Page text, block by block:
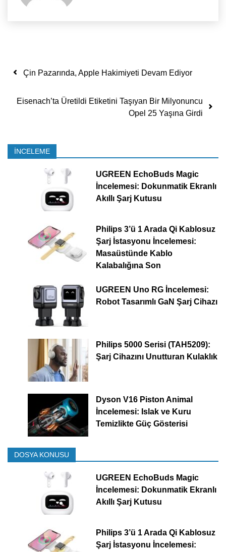
Yazı dolaşımı
Çin Pazarında, Apple Hakimiyeti Devam Ediyor
Eisenach’ta Üretildi Etiketini Taşıyan Bir Milyonuncu
Opel 25 Yaşına Girdi
İNCELEME
UGREEN EchoBuds Magic
İncelemesi: Dokunmatik Ekranlı
Akıllı Şarj Kutusu
Philips 3’ü 1 Arada Qi Kablosuz
Şarj İstasyonu İncelemesi:
Masaüstünde Kablo
Kalabalığına Son
UGREEN Uno RG İncelemesi:
Robot Tasarımlı GaN Şarj Cihazı
Philips 5000 Serisi (TAH5209):
Şarj Cihazını Unutturan Kulaklık
Dyson V16 Piston Animal
İncelemesi: Islak ve Kuru
Temizlikte Güç Gösterisi
DOSYA KONUSU
UGREEN EchoBuds Magic
İncelemesi: Dokunmatik Ekranlı
Akıllı Şarj Kutusu
Philips 3’ü 1 Arada Qi Kablosuz
Şarj İstasyonu İncelemesi: